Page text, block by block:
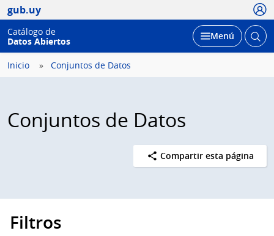
gub.uy
Catálogo de
Datos Abiertos
Desplegar
Menú Abrir
Inicio Conjuntos de Datos
Conjuntos de Datos
Compartir esta página
Filtros